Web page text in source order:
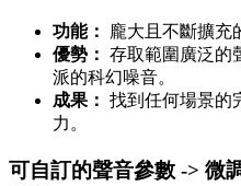
功能：
龐大且不斷擴充
優勢： 存取範圍廣泛的
派的科幻噪音。
成果： 找到任何場景的
力。
可自訂的聲音參數 -> 微